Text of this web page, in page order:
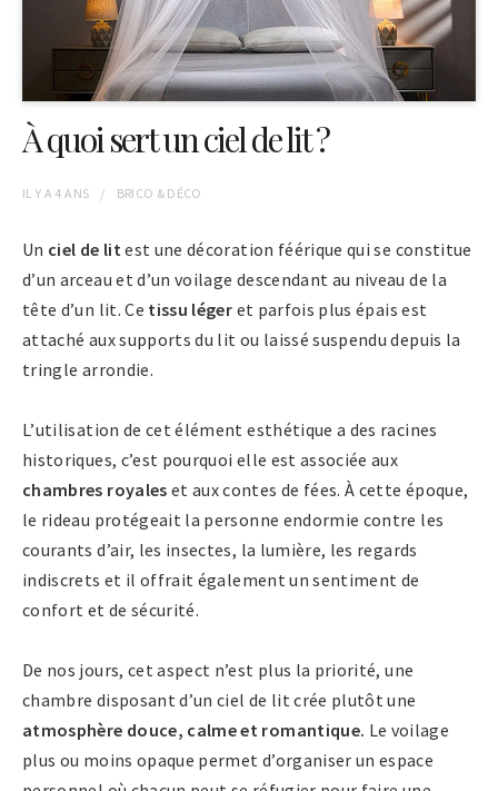
À quoi sert un ciel de lit ?
IL Y A4 ANS BRICO & DÉCO
Un ciel de lit est une décoration féérique qui se constitue
d’un arceau et d’un voilage descendant au niveau de la
tête d’un lit. Ce tissu léger et parfois plus épais est
attaché aux supports du lit ou laissé suspendu depuis la
tringle arrondie.
L’utilisation de cet élément esthétique a des racines
historiques, c’est pourquoi elle est associée aux
chambres royales et aux contes de fées. À cette époque,
le rideau protégeait la personne endormie contre les
courants d’air, les insectes, la lumière, les regards
indiscrets et il offrait également un sentiment de
confort et de sécurité.
De nos jours, cet aspect n’est plus la priorité, une
chambre disposant d’un ciel de lit crée plutôt une
atmosphère douce, calme et romantique. Le voilage
plus ou moins opaque permet d’organiser un espace